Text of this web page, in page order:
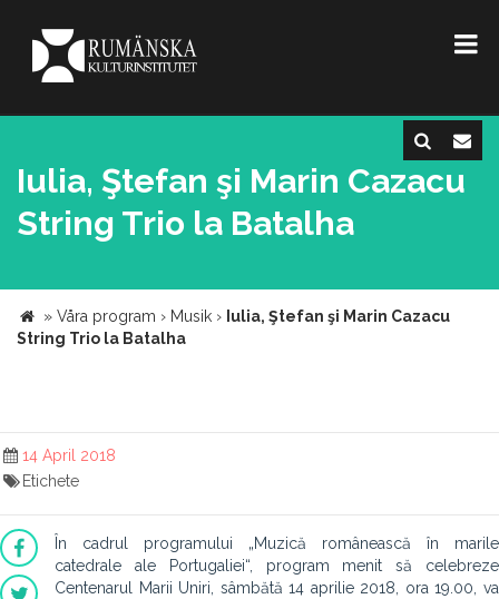
Iulia, Ştefan şi Marin Cazacu
String Trio la Batalha
» Våra program › Musik › Iulia, Ştefan şi Marin Cazacu
String Trio la Batalha
14 April 2018
Etichete
În cadrul programului „Muzică românească în marile
catedrale ale Portugaliei“, program menit să celebreze
Centenarul Marii Uniri, sâmbătă 14 aprilie 2018, ora 19.00, va